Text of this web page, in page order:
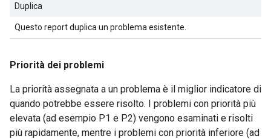
Duplica
Questo report duplica un problema esistente.
Priorità dei problemi
La priorità assegnata a un problema è il miglior indicatore di
quando potrebbe essere risolto. I problemi con priorità più
elevata (ad esempio P1 e P2) vengono esaminati e risolti
più rapidamente, mentre i problemi con priorità inferiore (ad